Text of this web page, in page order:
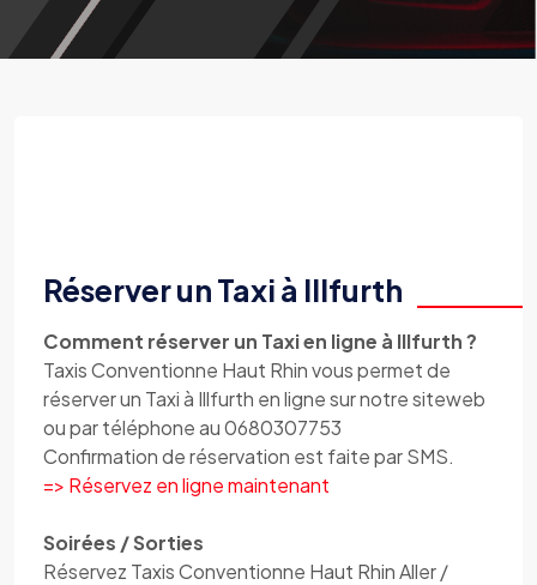
Réserver un Taxi à Illfurth
Comment réserver un Taxi en ligne à Illfurth ?
Taxis Conventionne Haut Rhin vous permet de
réserver un Taxi à Illfurth en ligne sur notre siteweb
ou par téléphone au 0680307753
Confirmation de réservation est faite par SMS.
=> Réservez en ligne maintenant
Soirées / Sorties
Réservez Taxis Conventionne Haut Rhin Aller /